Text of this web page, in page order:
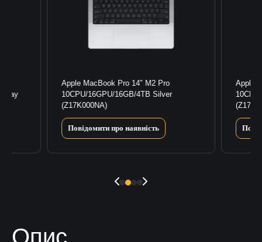
Gray
Apple MacBook Pro 14″ M2 Pro
10CPU/16GPU/16GB/4TB Silver
(Z17K000NA)
Повідомити про наявність
Apple